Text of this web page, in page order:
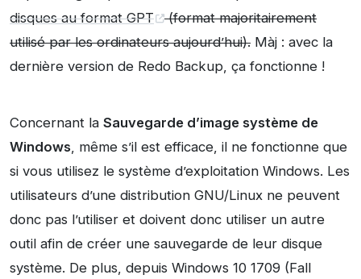
disques au format GPT
(format majoritairement
utilisé par les ordinateurs aujourd’hui). Màj : avec la
dernière version de Redo Backup, ça fonctionne !
Concernant la Sauvegarde d’image système de
Windows, même s’il est efficace, il ne fonctionne que
si vous utilisez le système d’exploitation Windows. Les
utilisateurs d’une distribution GNU/Linux ne peuvent
donc pas l’utiliser et doivent donc utiliser un autre
outil afin de créer une sauvegarde de leur disque
système. De plus, depuis Windows 10 1709 (Fall